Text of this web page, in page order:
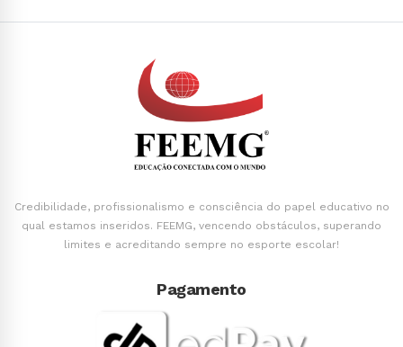
Credibilidade, profissionalismo e consciência do papel educativo no
qual estamos inseridos. FEEMG, vencendo obstáculos, superando
limites e acreditando sempre no esporte escolar!
Pagamento